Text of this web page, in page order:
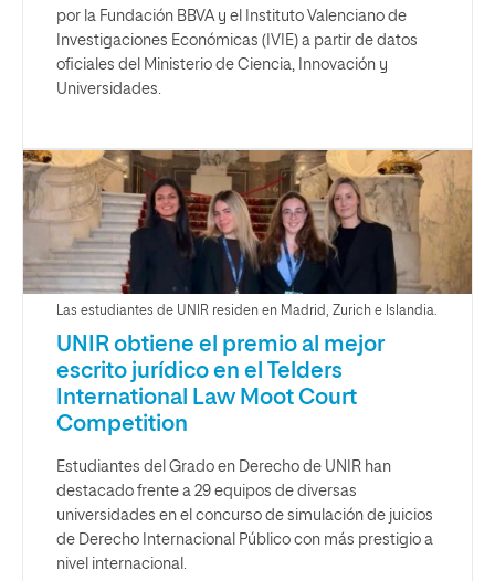
por la Fundación BBVA y el Instituto Valenciano de
Investigaciones Económicas (IVIE) a partir de datos
oficiales del Ministerio de Ciencia, Innovación y
Universidades.
Las estudiantes de UNIR residen en Madrid, Zurich e Islandia.
UNIR obtiene el premio al mejor
escrito jurídico en el Telders
International Law Moot Court
Competition
Estudiantes del Grado en Derecho de UNIR han
destacado frente a 29 equipos de diversas
universidades en el concurso de simulación de juicios
de Derecho Internacional Público con más prestigio a
nivel internacional.